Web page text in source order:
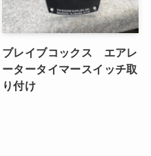
ブレイブコックス エアレ
ータータイマースイッチ取
り付け